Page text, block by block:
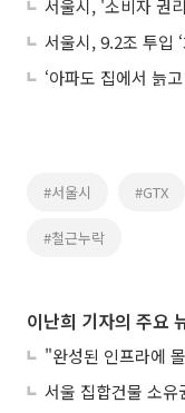
서울시, '소비자 권
‘아파도 집에서 늙
#서울시 #GTX
#철근누락
이난희 기자의 주요
서울 집합건물 소